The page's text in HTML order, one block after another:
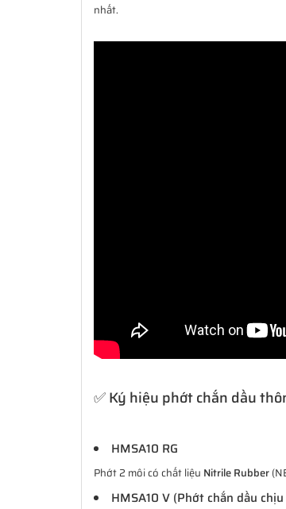
nhất.
✅ Ký hiệu phớt chắn dầu
HMSA10 RG
Phớt 2 môi có chất liệu Nitrile Rubber
HMSA10 V (Phớt chắn dầu